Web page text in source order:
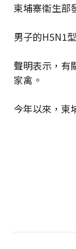
柬埔寨衞生部
男子的H5N1
聲明表示，有
家禽。
今年以來，柬